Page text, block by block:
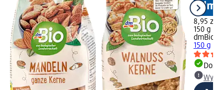
8,95 zł
150 g
dmBio
150 g